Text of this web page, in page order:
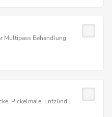
Multipass Behandlung
Pickelmale, Entzünd...